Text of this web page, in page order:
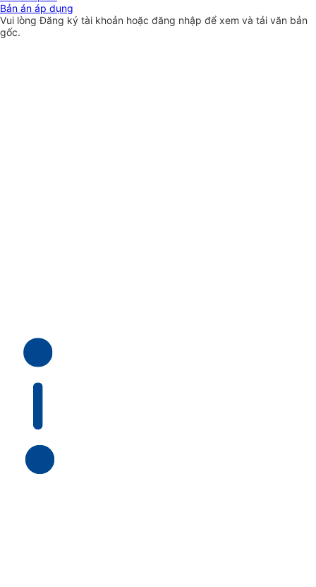
Bản án áp dụng
Vui lòngĐăng ký tài khoản hoặc đăng nhập để xem và tải văn bản
gốc.